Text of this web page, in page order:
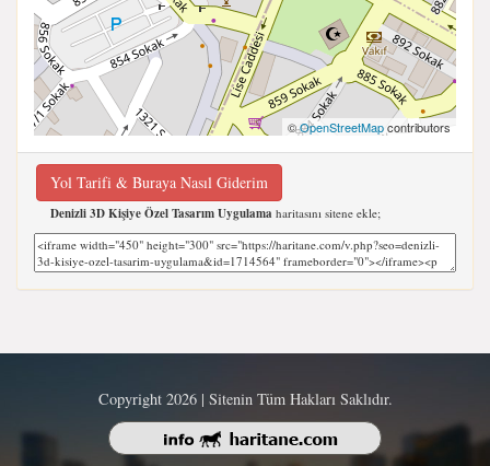
©OpenStreetMapcontributors
Yol Tarifi & Buraya Nasıl Giderim
Denizli 3D Kişiye Özel Tasarım Uygulama haritasını sitene ekle;
Copyright 2026 | Sitenin Tüm Hakları Saklıdır.